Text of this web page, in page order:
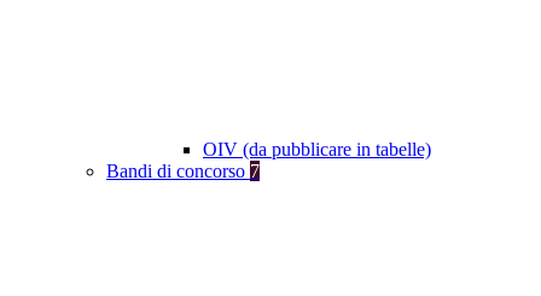
OIV (da pubblicare in tabelle)
Bandi di concorso 7